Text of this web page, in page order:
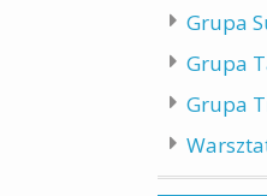
Grupa
Grupa
Grupa